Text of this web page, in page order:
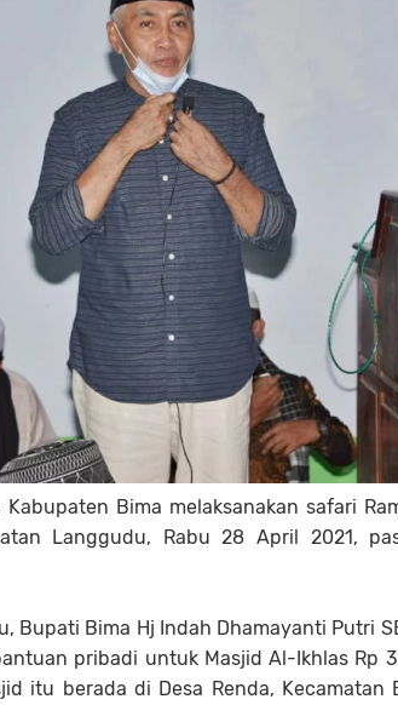
Kabupaten Bima melaksanakan safari
Langgudu, Rabu 28 April 2021,
Bupati Bima Hj Indah Dhamayanti Putri
pribadi untuk Masjid Al-Ikhlas Rp
itu berada di Desa Renda, Kecamatan